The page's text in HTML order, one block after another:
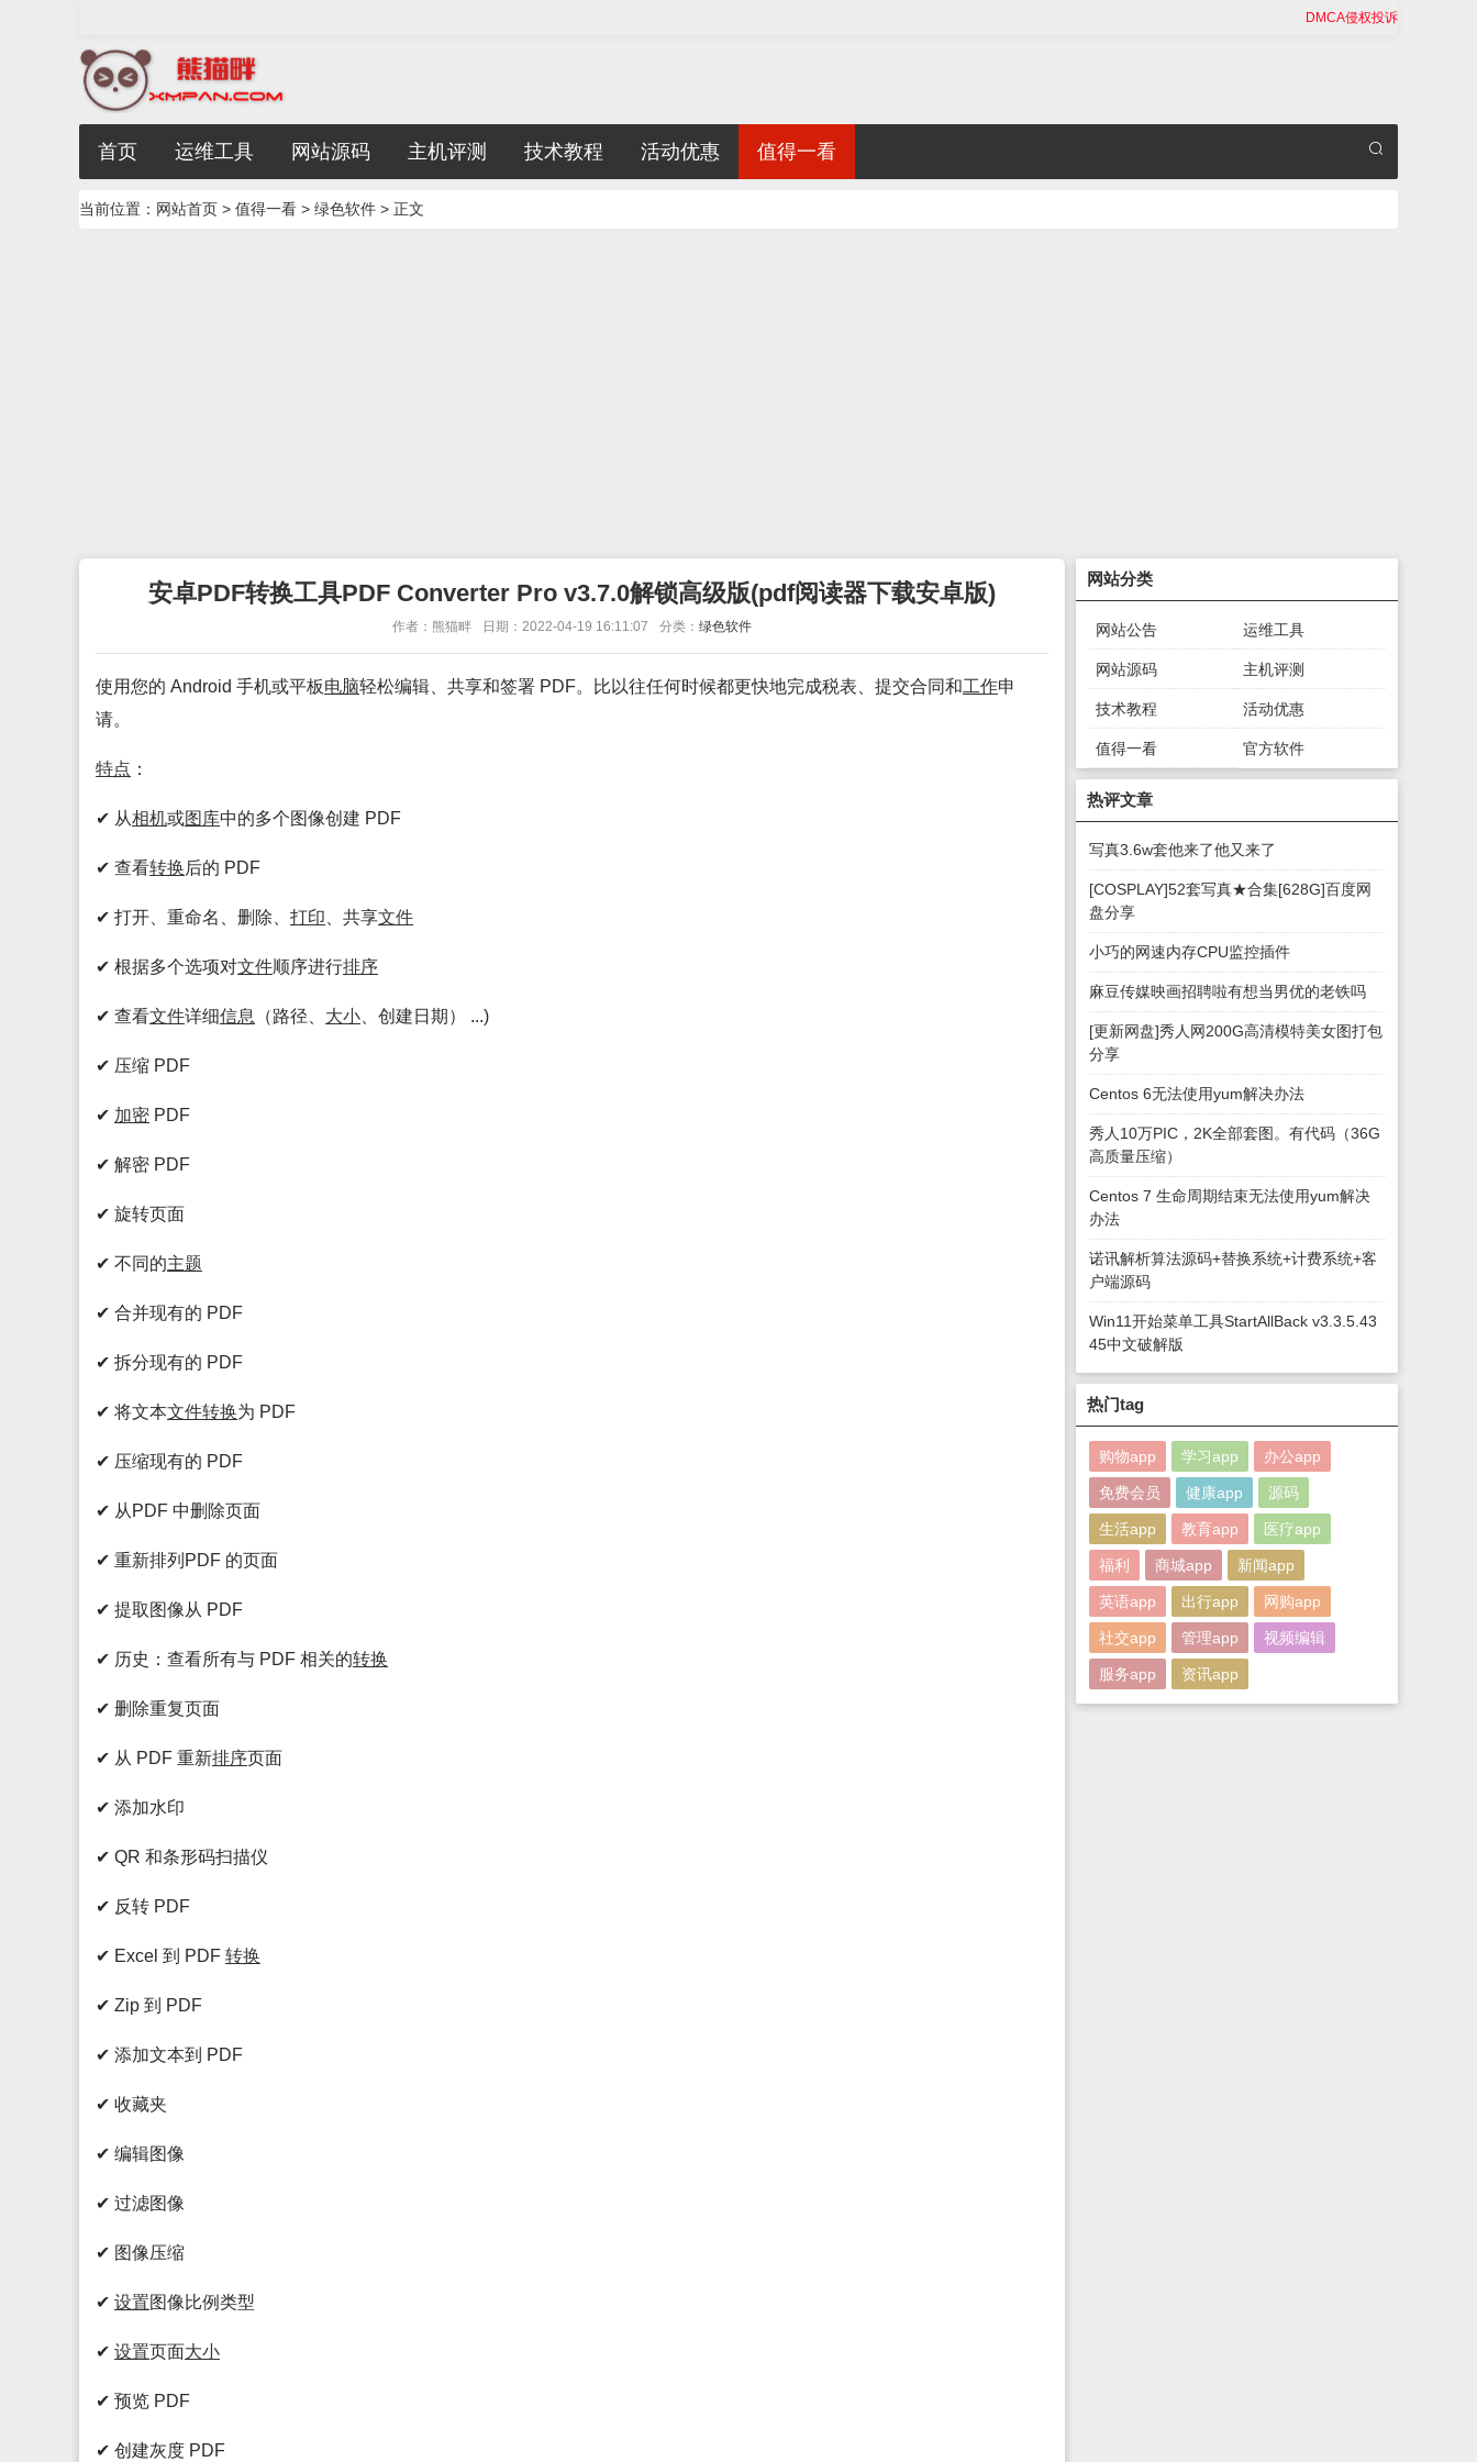
DMCA侵权投诉
首页 运维工具 网站源码 主机评测 技术教程 活动优惠 值得一看
当前位置： 网站首页 > 值得一看 > 绿色软件 > 正文
安卓PDF转换工具PDF Converter Pro v3.7.0解锁高级版(pdf阅读器下载安卓版)
作者：熊猫畔 日期：2022-04-19 16:11:07 分类：绿色软件
使用您的 Android 手机或平板电脑轻松编辑、共享和签署 PDF。比以往任何时候都更快地完成税表、提交合同和工作申
请。
特点 ：
✔ 从相机或图库中的多个图像创建 PDF
✔ 查看转换后的 PDF
✔ 打开、重命名、删除、 打印 、共享文件
✔ 根据多个选项对文件顺序进行排序
✔ 查看文件详细信息 （路径、 大小 、创建日期） ...)
✔ 压缩 PDF
✔ 加密 PDF
✔ 解密 PDF
✔ 旋转页面
✔ 不同的主题
✔ 合并现有的 PDF
✔ 拆分现有的 PDF
✔ 将文本文件转换为 PDF
✔ 压缩现有的 PDF
✔ 从PDF 中删除页面
✔ 重新排列PDF 的页面
✔ 提取图像从 PDF
✔ 历史：查看所有与 PDF 相关的转换
✔ 删除重复页面
✔ 从 PDF 重新排序页面
✔ 添加水印
✔ QR 和条形码扫描仪
✔ 反转 PDF
✔ Excel 到 PDF 转换
✔ Zip 到 PDF
✔ 添加文本到 PDF
✔ 收藏夹
✔ 编辑图像
✔ 过滤图像
✔ 图像压缩
✔ 设置图像比例类型
✔ 设置页面大小
✔ 预览 PDF
✔ 创建灰度 PDF
网站分类
网站公告 运维工具
网站源码 主机评测
技术教程 活动优惠
值得一看
绿色软件
官方软件
热评文章
写真3.6w套他来了他又来了
[COSPLAY]52套写真★合集[628G]百度网
盘分享
小巧的网速内存CPU监控插件
麻豆传媒映画招聘啦有想当男优的老铁吗
[更新网盘]秀人网200G高清模特美女图打包
分享
Centos 6无法使用yum解决办法
秀人10万PIC，2K全部套图。有代码（36G
高质量压缩）
Centos 7 生命周期结束无法使用yum解决
办法
诺讯解析算法源码+替换系统+计费系统+客
户端源码
Win11开始菜单工具StartAllBack v3.3.5.43
45中文破解版
热门tag
购物app 学习app 办公app
免费会员 健康app 源码
生活app 教育app 医疗app
福利 商城app 新闻app
英语app 出行app 网购app
社交app 管理app 视频编辑
服务app 资讯app